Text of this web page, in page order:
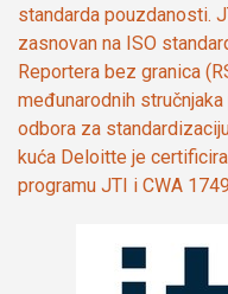
standarda pouzdanosti.
zasnovan na ISO
Reportera bez granica
međunarodnih
odbora za
kuća Deloitte je
programu JTI i CWA